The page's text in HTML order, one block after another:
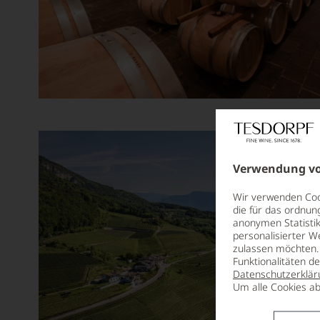
Verwendung
Wir verwenden
die für das
anonymen
personalisierter
zulassen
Funktionalitäten
Um alle Cookies
Ausone
Barone Pizzini
Barone Ricasoli
Barons de Rothschild
Bassermann-Jordan
Batailley
Battenfeld Spanier
Beau-Séjour Bécot